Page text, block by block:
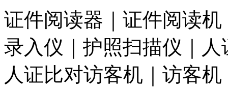
证件阅读器｜证件阅读
录入仪｜护照扫描仪｜
人证比对访客机｜访客